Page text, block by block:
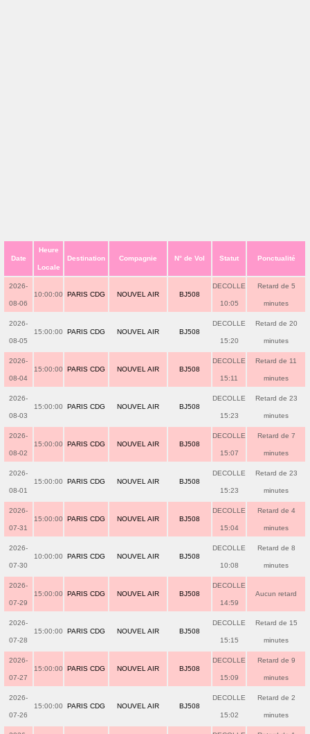
Date
Heure
Locale
Destination Compagnie N° de Vol Statut Ponctualité
2026-
08-06
10:00:00 PARIS CDG NOUVEL AIR BJ508
DECOLLE
10:05
Retard de 5
minutes
2026-
08-05
15:00:00 PARIS CDG NOUVEL AIR BJ508
DECOLLE
15:20
Retard de 20
minutes
2026-
08-04
15:00:00 PARIS CDG NOUVEL AIR BJ508
DECOLLE
15:11
Retard de 11
minutes
2026-
08-03
15:00:00 PARIS CDG NOUVEL AIR BJ508
DECOLLE
15:23
Retard de 23
minutes
2026-
08-02
15:00:00 PARIS CDG NOUVEL AIR BJ508
DECOLLE
15:07
Retard de 7
minutes
2026-
08-01
15:00:00 PARIS CDG NOUVEL AIR BJ508
DECOLLE
15:23
Retard de 23
minutes
2026-
07-31
15:00:00 PARIS CDG NOUVEL AIR BJ508
DECOLLE
15:04
Retard de 4
minutes
2026-
07-30
10:00:00 PARIS CDG NOUVEL AIR BJ508
DECOLLE
10:08
Retard de 8
minutes
2026-
07-29
15:00:00 PARIS CDG NOUVEL AIR BJ508
DECOLLE
14:59
Aucun retard
2026-
07-28
15:00:00 PARIS CDG NOUVEL AIR BJ508
DECOLLE
15:15
Retard de 15
minutes
2026-
07-27
15:00:00 PARIS CDG NOUVEL AIR BJ508
DECOLLE
15:09
Retard de 9
minutes
2026-
07-26
15:00:00 PARIS CDG NOUVEL AIR BJ508
DECOLLE
15:02
Retard de 2
minutes